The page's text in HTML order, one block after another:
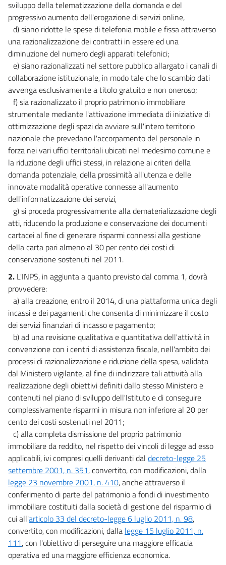
23 quater
23 quinquies
23 sexies
23 septies
23 octies
23 novies
23 decies
23 undecies
23 duodecies
24
24 bis
25
Allegati
Allegato 1
Allegato 1
Allegato 2
Allegato 2
Allegato 3
Allegato 3
Tabella
Tabella
sviluppo della telematizzazione della domanda e del
progressivo aumento dell'erogazione di servizi online,
d) siano ridotte le spese di telefonia mobile e fissa attraverso
una razionalizzazione dei contratti in essere ed una
diminuzione del numero degli apparati telefonici;
e) siano razionalizzati nel settore pubblico allargato i canali di
collaborazione istituzionale, in modo tale che lo scambio dati
avvenga esclusivamente a titolo gratuito e non oneroso;
f) sia razionalizzato il proprio patrimonio immobiliare
strumentale mediante l'attivazione immediata di iniziative di
ottimizzazione degli spazi da avviare sull'intero territorio
nazionale che prevedano l'accorpamento del personale in
forza nei vari uffici territoriali ubicati nel medesimo comune e
la riduzione degli uffici stessi, in relazione ai criteri della
domanda potenziale, della prossimità all'utenza e delle
innovate modalità operative connesse all'aumento
dell'informatizzazione dei servizi,
g) si proceda progressivamente alla dematerializzazione degli
atti, riducendo la produzione e conservazione dei documenti
cartacei al fine di generare risparmi connessi alla gestione
della carta pari almeno al 30 per cento dei costi di
conservazione sostenuti nel 2011.
2. L'INPS, in aggiunta a quanto previsto dal comma 1, dovrà
provvedere:
a) alla creazione, entro il 2014, di una piattaforma unica degli
incassi e dei pagamenti che consenta di minimizzare il costo
dei servizi finanziari di incasso e pagamento;
b) ad una revisione qualitativa e quantitativa dell'attività in
convenzione con i centri di assistenza fiscale, nell'ambito dei
processi di razionalizzazione e riduzione della spesa, validata
dal Ministero vigilante, al fine di indirizzare tali attività alla
realizzazione degli obiettivi definiti dallo stesso Ministero e
contenuti nel piano di sviluppo dell'Istituto e di conseguire
complessivamente risparmi in misura non inferiore al 20 per
cento dei costi sostenuti nel 2011;
c) alla completa dismissione del proprio patrimonio
immobiliare da reddito, nel rispetto dei vincoli di legge ad esso
applicabili, ivi compresi quelli derivanti dal decreto-legge 25
settembre 2001, n. 351, convertito, con modificazioni, dalla
legge 23 novembre 2001, n. 410, anche attraverso il
conferimento di parte del patrimonio a fondi di investimento
immobiliare costituiti dalla società di gestione del risparmio di
cui all'articolo 33 del decreto-legge 6 luglio 2011, n. 98,
convertito, con modificazioni, dalla legge 15 luglio 2011, n.
111, con l'obiettivo di perseguire una maggiore efficacia
operativa ed una maggiore efficienza economica.